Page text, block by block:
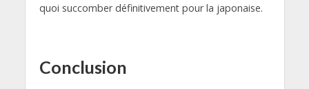
quoi succomber définitivement pour la japonaise.
Conclusion